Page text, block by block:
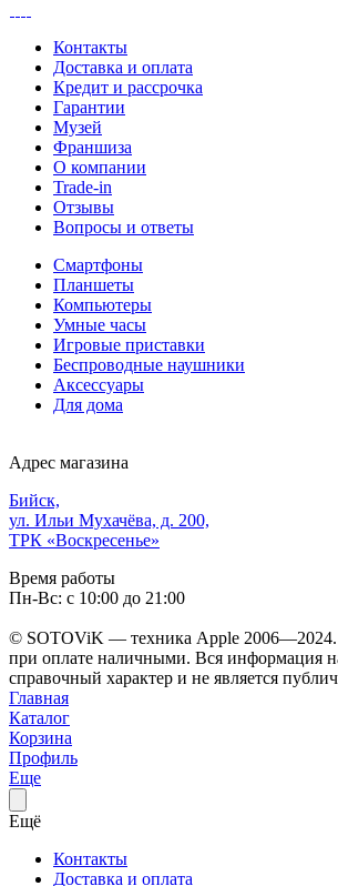
Контакты
Доставка и оплата
Кредит и рассрочка
Гарантии
Музей
Франшиза
О компании
Trade-in
Отзывы
Вопросы и ответы
Смартфоны
Планшеты
Компьютеры
Умные часы
Игровые приставки
Беспроводные наушники
Аксессуары
Для дома
Адрес магазина
Бийск,
ул. Ильи Мухачёва, д. 200,
ТРК «Воскресенье»
Время работы
Пн-Вс: с 10:00 до 21:00
© SOTOViK — техника Apple 2006—2024.
при оплате наличными. Вся информация
справочный характер и не является
Главная
Каталог
Корзина
Профиль
Еще
Ещё
Контакты
Доставка и оплата